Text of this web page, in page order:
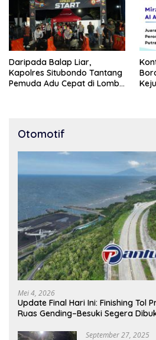
Daripada Balap Liar,
Kapolres Situbondo Tantang
Pemuda Adu Cepat di Lomba
Otomotif
Mei 4, 2026
Update Final Hari Ini: Finishing Tol
Ruas Gending–Besuki Segera
September 27, 2025